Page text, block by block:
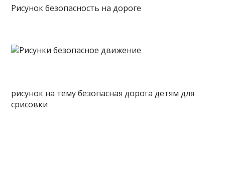
Рисунок безопасность на дороге
рисунок на тему безопасная дорога детям для
срисовки